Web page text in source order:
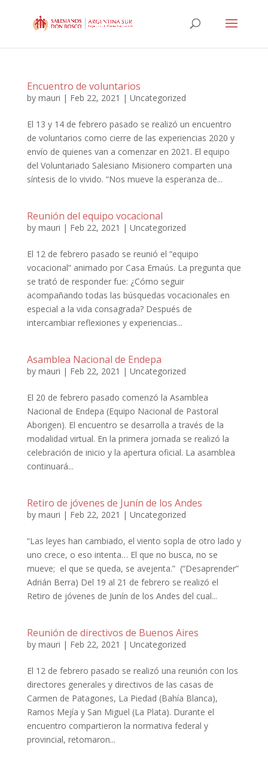
Encuentro de voluntarios
by mauri | Feb 22, 2021 | Uncategorized
El 13 y 14 de febrero pasado se realizó un encuentro
de voluntarios como cierre de las experiencias 2020 y
envío de quienes van a comenzar en 2021. El equipo
del Voluntariado Salesiano Misionero comparten una
síntesis de lo vivido. “Nos mueve la esperanza de...
Reunión del equipo vocacional
by mauri | Feb 22, 2021 | Uncategorized
El 12 de febrero pasado se reunió el “equipo
vocacional” animado por Casa Emaús. La pregunta que
se trató de responder fue: ¿Cómo seguir
acompañando todas las búsquedas vocacionales en
especial a la vida consagrada? Después de
intercambiar reflexiones y experiencias...
Asamblea Nacional de Endepa
by mauri | Feb 22, 2021 | Uncategorized
El 20 de febrero pasado comenzó la Asamblea
Nacional de Endepa (Equipo Nacional de Pastoral
Aborigen). El encuentro se desarrolla a través de la
modalidad virtual. En la primera jornada se realizó la
celebración de inicio y la apertura oficial. La asamblea
continuará...
Retiro de jóvenes de Junín de los Andes
by mauri | Feb 22, 2021 | Uncategorized
“Las leyes han cambiado, el viento sopla de otro lado y
uno crece, o eso intenta… El que no busca, no se
mueve; el que se queda, se avejenta.” (“Desaprender”
Adrián Berra) Del 19 al 21 de febrero se realizó el
Retiro de jóvenes de Junín de los Andes del cual...
Reunión de directivos de Buenos Aires
by mauri | Feb 22, 2021 | Uncategorized
El 12 de febrero pasado se realizó una reunión con los
directores generales y directivos de las casas de
Carmen de Patagones, La Piedad (Bahía Blanca),
Ramos Mejía y San Miguel (La Plata). Durante el
encuentro compartieron la normativa federal y
provincial, retomaron...